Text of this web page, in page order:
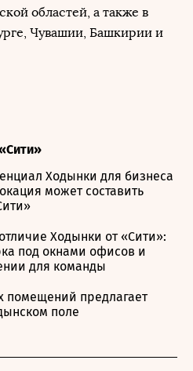
областей, а также в
Чувашии, Башкирии и
Ходынки для бизнеса
может составить
Ходынки от «Сити»:
под окнами офисов и
для команды
помещений предлагает
поле